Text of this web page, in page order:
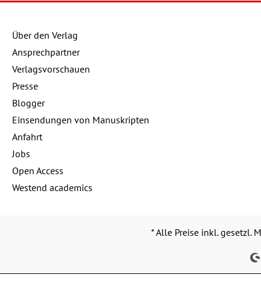
Über den Verlag
Ansprechpartner
Verlagsvorschauen
Presse
Blogger
Einsendungen von Manuskripten
Anfahrt
Jobs
Open Access
Westend academics
* Alle Preise inkl. gesetzl.